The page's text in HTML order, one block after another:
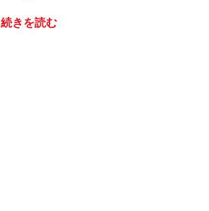
続きを読む